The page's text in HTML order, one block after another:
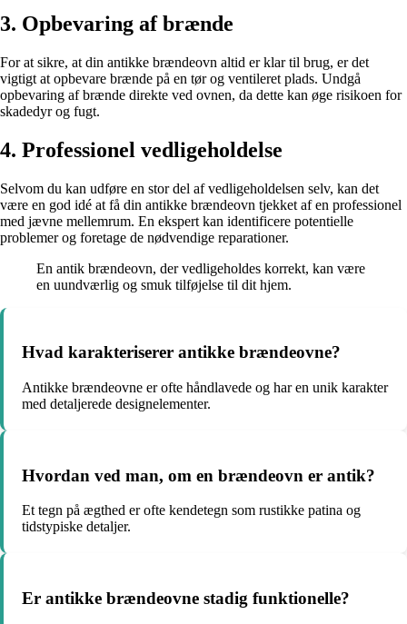
3. Opbevaring af brænde
For at sikre, at din antikke brændeovn altid er klar til brug, er det
vigtigt at opbevare brænde på en tør og ventileret plads. Undgå
opbevaring af brænde direkte ved ovnen, da dette kan øge risikoen for
skadedyr og fugt.
4. Professionel vedligeholdelse
Selvom du kan udføre en stor del af vedligeholdelsen selv, kan det
være en god idé at få din antikke brændeovn tjekket af en professionel
med jævne mellemrum. En ekspert kan identificere potentielle
problemer og foretage de nødvendige reparationer.
En antik brændeovn, der vedligeholdes korrekt, kan være
en uundværlig og smuk tilføjelse til dit hjem.
Hvad karakteriserer antikke brændeovne?
Antikke brændeovne er ofte håndlavede og har en unik karakter
med detaljerede designelementer.
Hvordan ved man, om en brændeovn er antik?
Et tegn på ægthed er ofte kendetegn som rustikke patina og
tidstypiske detaljer.
Er antikke brændeovne stadig funktionelle?